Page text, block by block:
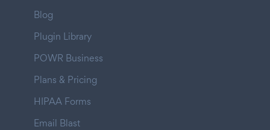
Blog
Plugin Library
POWR Business
Plans & Pricing
HIPAA Forms
Email Blast